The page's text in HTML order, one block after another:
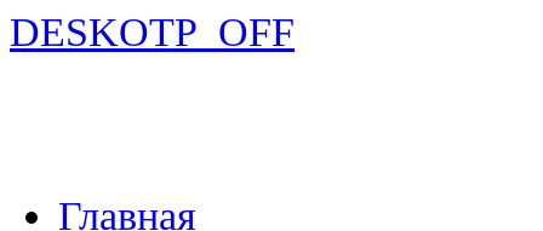
DESKOTP_OFF
Главная